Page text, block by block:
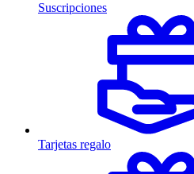
Suscripciones
Tarjetas regalo